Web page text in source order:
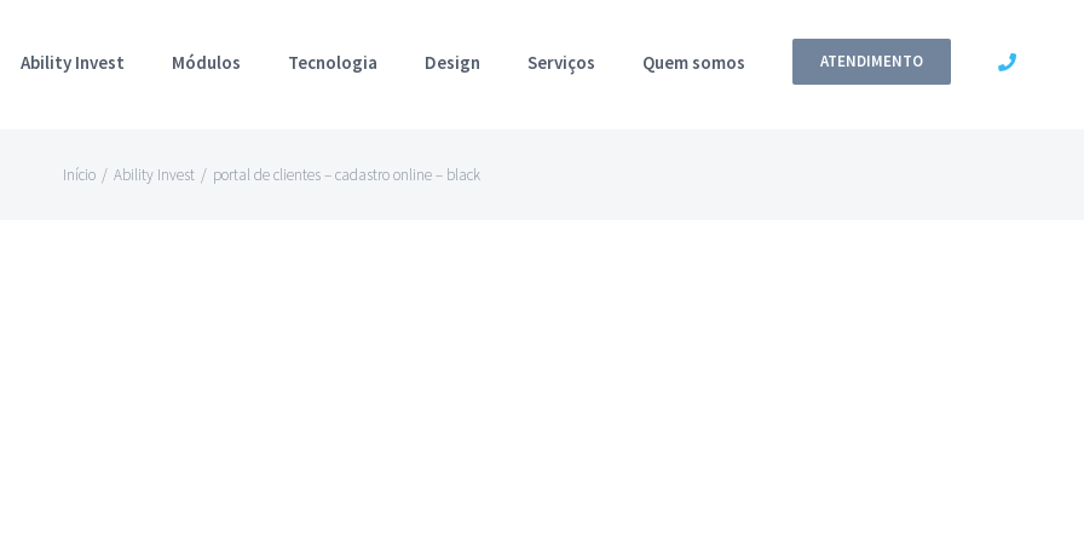
Ability Invest Módulos Tecnologia Design Serviços Quem somos ATENDIMENTO
Início / Ability Invest / portal de clientes – cadastro online – black